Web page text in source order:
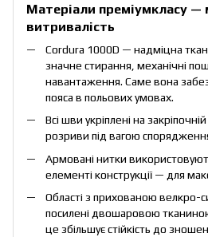
Матеріали преміумкласу —
витривалість
Cordura 1000D — надміцна
значне стирання, механічні
навантаження. Саме вона
пояса в польових умовах.
Всі шви укріплені на
розриви під вагою
Армовані нитки
елементі конструкції — для
Області з прихованою
посилені двошаровою
це збільшує стійкість до